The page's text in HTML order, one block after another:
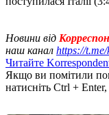
Новини від
наш канал https://
Читайте
Якщо ви помітили
натисніть Ctrl +